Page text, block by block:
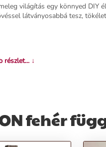
világítás egy könnyed DIY
látványosabbá tesz,
részlet... ↓
fehér